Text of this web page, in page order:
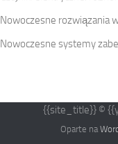
Nowoczesne rozwiązania
Nowoczesne systemy
{{site_title}} ©
Oparte na